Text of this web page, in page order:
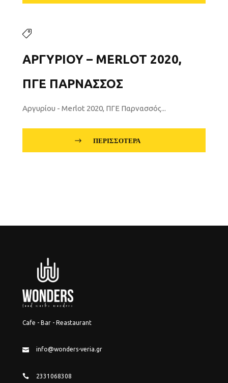
ΑΡΓΥΡΊΟΥ – MERLOT 2020,
ΠΓΕ ΠΑΡΝΑΣΣΌΣ
Αργυρίου - Merlot 2020, ΠΓΕ Παρνασσός...
ΠΕΡΙΣΣΌΤΕΡΑ
Cafe - Bar - Reastaurant
info@wonders-veria.gr
2331068308